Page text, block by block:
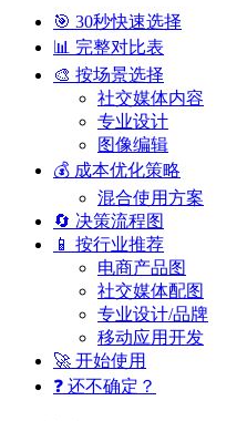
🎯 30秒快速选择
📊 完整对比表
🎨 按场景选择
社交媒体内容
专业设计
图像编辑
💰 成本优化策略
混合使用方案
🔄 决策流程图
📱 按行业推荐
电商产品图
社交媒体配图
专业设计/品牌
移动应用开发
🚀 开始使用
❓ 还不确定？